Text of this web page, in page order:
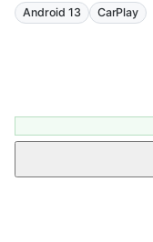
Android 13 CarPlay